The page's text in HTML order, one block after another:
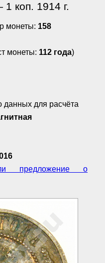
коп. 1914 г.
монеты: 158
монеты: 112 года)
данных для расчёта
предложение о